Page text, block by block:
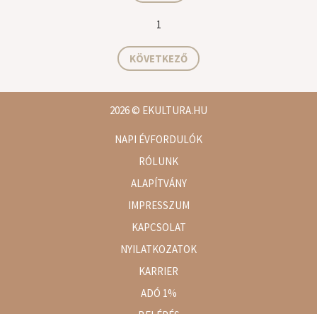
1
KÖVETKEZŐ
2026© EKULTURA.HU
NAPI ÉVFORDULÓK
RÓLUNK
ALAPÍTVÁNY
IMPRESSZUM
KAPCSOLAT
NYILATKOZATOK
KARRIER
ADÓ 1%